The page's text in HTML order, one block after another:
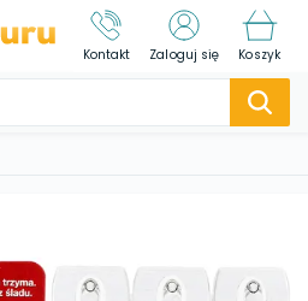
Kontakt Zaloguj się Koszyk